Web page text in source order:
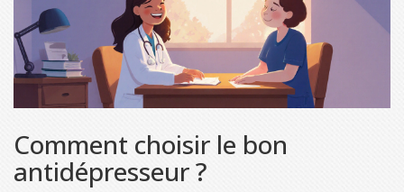
Comment choisir le bon
antidépresseur ?